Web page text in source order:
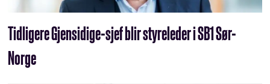
Tidligere Gjensidige-sjef blir styreleder i SB1 Sør-
Norge